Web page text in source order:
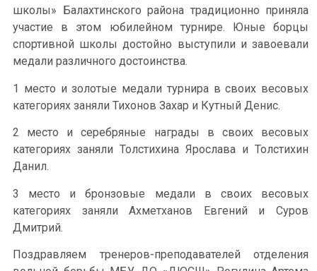
школы» Балахтинского района традиционно приняла
участие в этом юбилейном турнире. Юные борцы
спортивной школы достойно выступили и завоевали
медали различного достоинства.
1 место и золотые медали турнира в своих весовых
категориях заняли Тихонов Захар и Кутный Денис.
2 место и серебряные награды в своих весовых
категориях заняли Толстихина Ярослава и Толстихин
Данил.
3 место и бронзовые медали в своих весовых
категориях заняли Ахметханов Евгений и Суров
Дмитрий.
Поздравляем тренеров-преподавателей отделения